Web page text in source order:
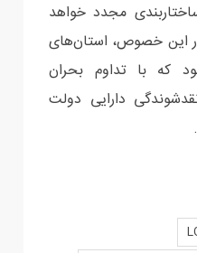
مجدد خواهد
این خصوص، استان‌های
که با تداوم بحران
دارایی دولت